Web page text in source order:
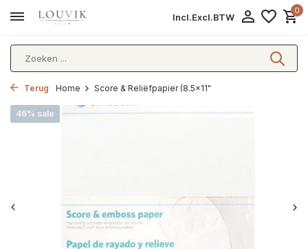
Incl.Excl.BTW
0
Terug Home Score & Reliëfpapier (8.5x11"
46% sale